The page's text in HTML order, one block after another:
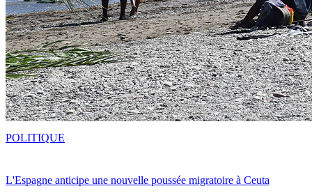
L'Espagne anticipe une nouvelle poussée migratoire à Ceuta
POLITIQUE